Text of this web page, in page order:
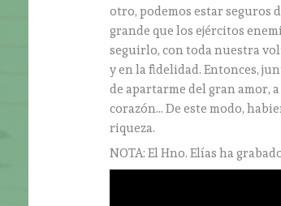
otro, podemos estar seguros
grande que los ejércitos
seguirlo, con toda nuestra
y en la fidelidad. Entonces,
de apartarme del gran amor,
corazón… De este modo,
riqueza.
NOTA: El Hno. Elías ha